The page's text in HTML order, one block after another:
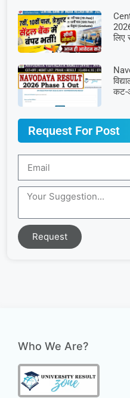
लिए
कट-
Request For Post
Request
Who We Are?